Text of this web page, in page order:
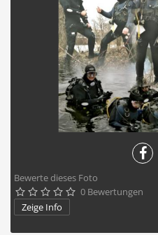
Bewerte dieses Foto
     0 Bewertungen
Zeige Info